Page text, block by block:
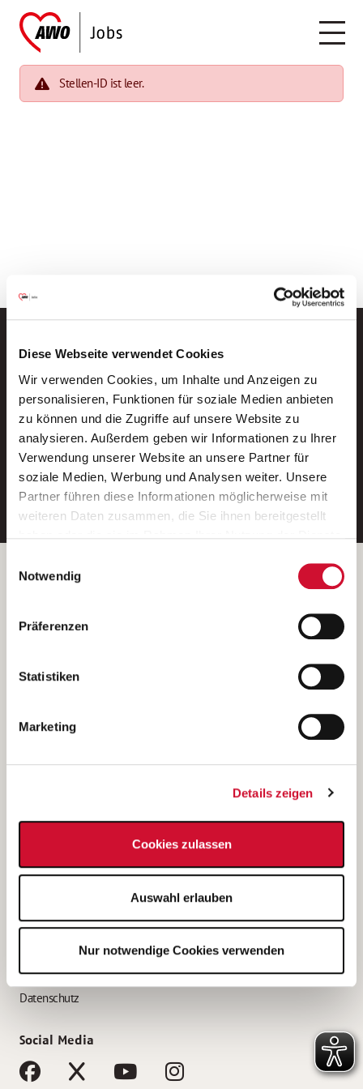
Diese Webseite verwendet Cookies
Wir verwenden Cookies, um Inhalte und Anzeigen zu
personalisieren, Funktionen für soziale Medien anbieten
zu können und die Zugriffe auf unsere Website zu
analysieren. Außerdem geben wir Informationen zu Ihrer
Verwendung unserer Website an unsere Partner für
soziale Medien, Werbung und Analysen weiter. Unsere
Partner führen diese Informationen möglicherweise mit
weiteren Daten zusammen, die Sie ihnen bereitgestellt
Wenn Sie auf „Cookies zulassen“ klicken, so stimmen
Sie der Speicherung sämtlicher Cookies zu. Sie können
Ihre Einwilligung selbstverständlich jederzeit widerrufen,
indem Sie die Cookie-Einstellungen aufrufen und diese
unsererDatenschutzerklärung
Notwendig
Präferenzen
Statistiken
Marketing
Details zeigen
Cookies zulassen
Auswahl erlauben
Nur notwendige Cookies verwenden
Stellen-ID ist leer.
Neue Stellen per E-Mail.
Ein kostenloser Service von AWO
Jobs.
E-Mail-Adresse eintragen
Betreiber der Webseite
Kantstraße 45a
(Ein Tochterunternehmen des AWO Bezirksverbandes Unterfranken
e.V.)
Bewerbung als Altenpflegehelfer*in
Bewerbung als Erzieher*in
AWO Gliederungen nach Bundesland
Impressum
Datenschutz
Social Media